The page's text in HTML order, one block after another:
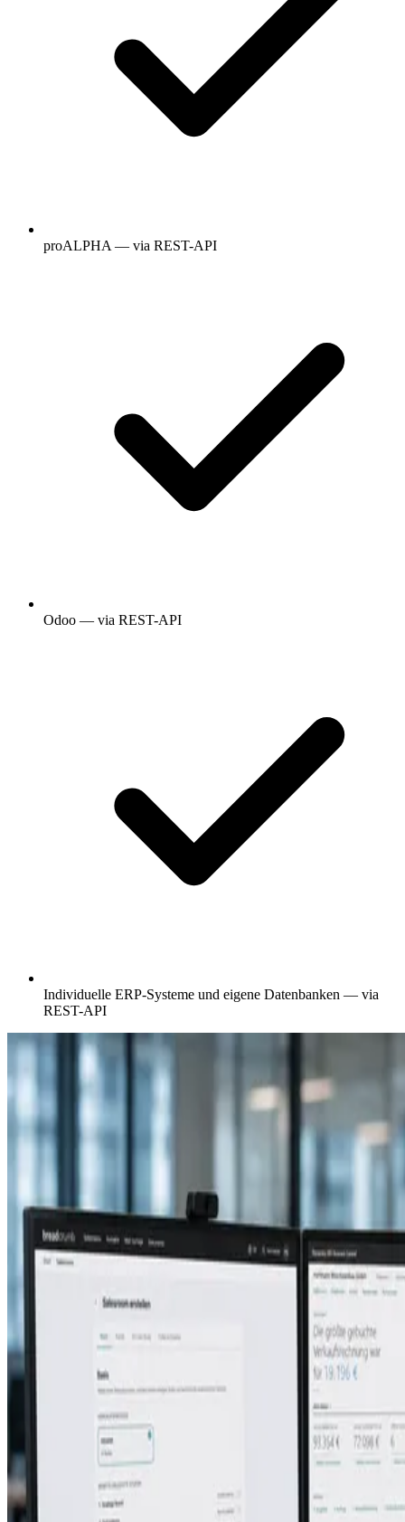
proALPHA — via REST-API
Odoo — via REST-API
Individuelle ERP-Systeme und eigene Datenbanken — via
REST-API